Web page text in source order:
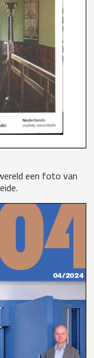
een foto van